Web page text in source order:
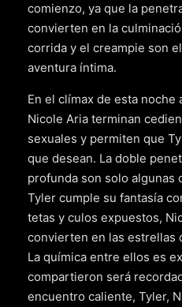
comienzo, ya que la
convierten en la
corrida y el creampie son
aventura íntima.
En el clímax de esta noche
Nicole Aria terminan
sexuales y permiten que
que desean. La doble
profunda son solo algunas
Tyler cumple su fantasía
tetas y culos expuestos,
convierten en las estrellas
La química entre ellos es
compartieron será
encuentro caliente, Tyler,